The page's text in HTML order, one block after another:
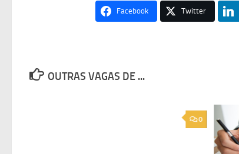
Facebook Twitter
OUTRAS VAGAS DE ...
0